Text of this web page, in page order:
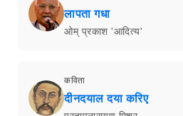
लापता गधा
ओम् प्रकाश 'आदित्य'
कविता
दीनदयाल दया करिए